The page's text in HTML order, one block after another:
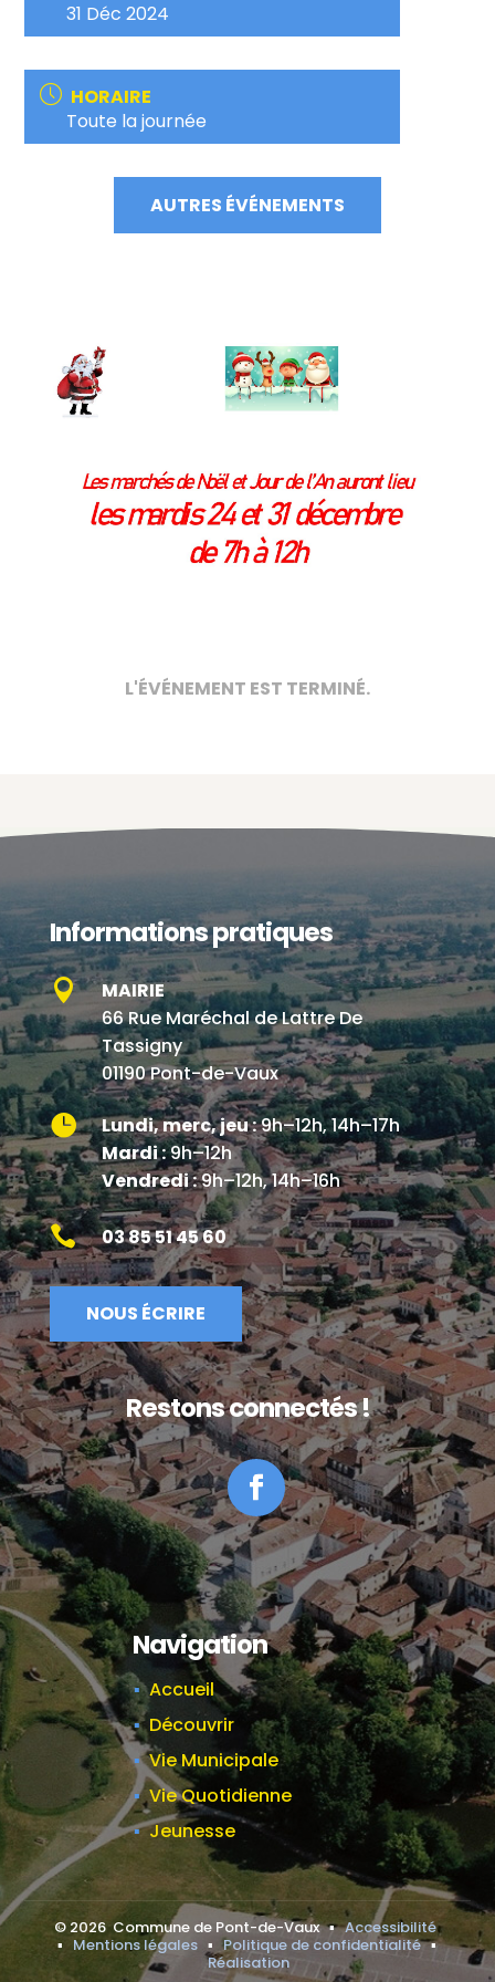
31 Déc 2024
HORAIRE
Toute la journée
AUTRES ÉVÉNEMENTS
L'ÉVÉNEMENT EST TERMINÉ.
Informations pratiques

MAIRIE
66 Rue Maréchal de Lattre De
Tassigny
01190 Pont-de-Vaux
 Lundi, merc, jeu :9h–12h, 14h–17h
Mardi :9h–12h
Vendredi :9h–12h, 14h–16h
 03 85 51 45 60
NOUS ÉCRIRE
Restons connectés !
Facebook
Navigation
Accueil
Découvrir
Vie Municipale
Vie Quotidienne
Jeunesse
© 2026Commune de Pont-de-Vaux ▪Accessibilité
▪ Mentions légales ▪Politique de confidentialité▪
Réalisation